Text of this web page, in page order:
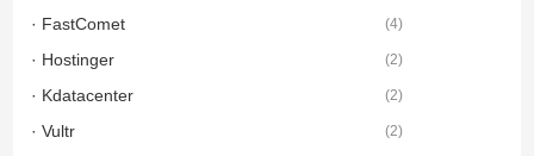
· FastComet (4)
· Hostinger (2)
· Kdatacenter (2)
· Vultr (2)